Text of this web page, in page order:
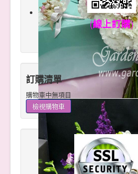
(線上訂購)
訂購清單
購物車中無項目